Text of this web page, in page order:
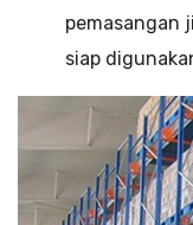
pemasangan
siap